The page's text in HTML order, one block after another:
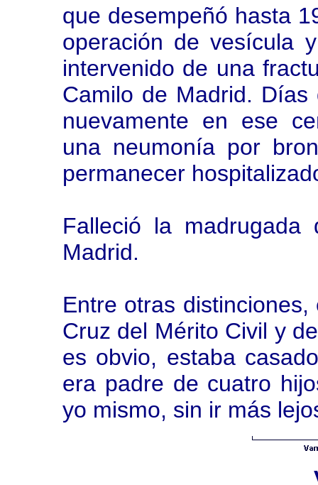
que desempeñó hasta
operación de vesícula
intervenido de una
Camilo de Madrid.
nuevamente en ese
una neumonía por
permanecer
Falleció la
Madrid.
Entre otras
Cruz del Mérito Civil y
es obvio, estaba
era padre de cuatro
yo mismo, sin ir más